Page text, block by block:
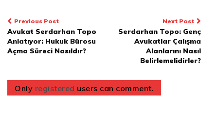
Yazı
dolaşımı
Previous Post
Avukat Serdarhan Topo
Anlatıyor: Hukuk Bürosu
Açma Süreci Nasıldır?
Next Post
Serdarhan Topo: Genç
Avukatlar Çalışma
Alanlarını Nasıl
Belirlemelidirler?
Only registered users can comment.